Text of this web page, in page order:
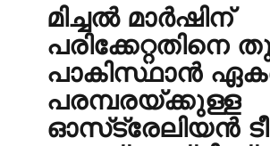
മിച്ചൽ മാർഷിന്
പരിക്കേറ്റതിനെ
പാകിസ്ഥാൻ
പരമ്പരയ്ക്കുള്ള
ഓസ്‌ട്രേലിയൻ